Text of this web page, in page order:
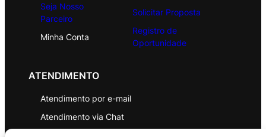
Seja Nosso
Parceiro
Minha Conta
Solicitar Proposta
Registro de
Oportunidade
ATENDIMENTO
Atendimento por e-mail
Atendimento via Chat